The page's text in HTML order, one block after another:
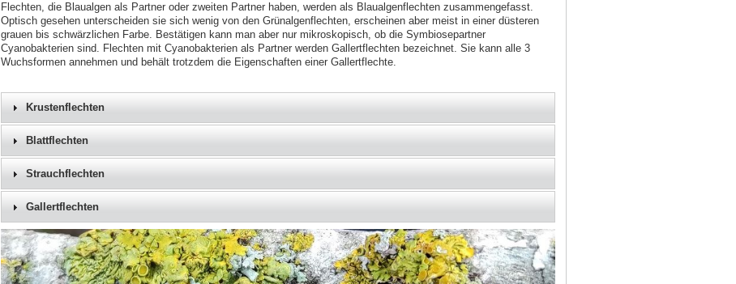
Flechten, die Blaualgen als Partner oder zweiten Partner haben, werden als Blaualgenflechten zusammengefasst.
Optisch gesehen unterscheiden sie sich wenig von den Grünalgenflechten, erscheinen aber meist in einer düsteren
grauen bis schwärzlichen Farbe. Bestätigen kann man aber nur mikroskopisch, ob die Symbiosepartner
Cyanobakterien sind. Flechten mit Cyanobakterien als Partner werden Gallertflechten bezeichnet. Sie kann alle 3
Wuchsformen annehmen und behält trotzdem die Eigenschaften einer Gallertflechte.
Krustenflechten
Blattflechten
Strauchflechten
Gallertflechten